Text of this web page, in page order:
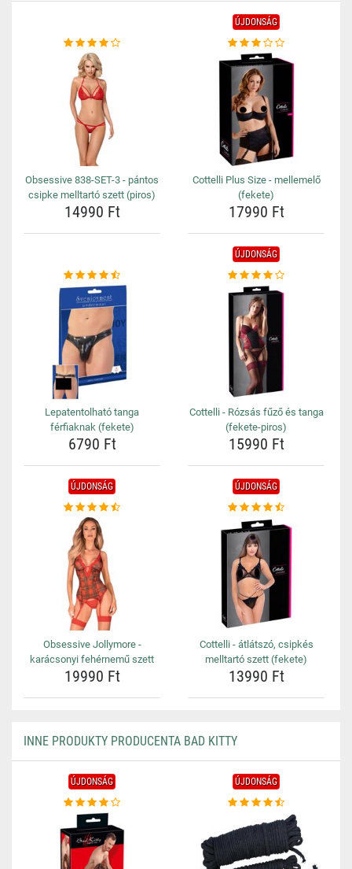
Obsessive 838-SET-3 - pántos
csipke melltartó szett (piros)
14990 Ft
ÚJDONSÁG
Cottelli Plus Size - mellemelő
(fekete)
17990 Ft
Lepatentolható tanga
férfiaknak (fekete)
6790 Ft
ÚJDONSÁG
Cottelli - Rózsás fűző és tanga
(fekete-piros)
15990 Ft
ÚJDONSÁG
Obsessive Jollymore -
karácsonyi fehérnemű szett
19990 Ft
ÚJDONSÁG
Cottelli - átlátszó, csipkés
melltartó szett (fekete)
13990 Ft
INNE PRODUKTY PRODUCENTA BAD KITTY
ÚJDONSÁG ÚJDONSÁG